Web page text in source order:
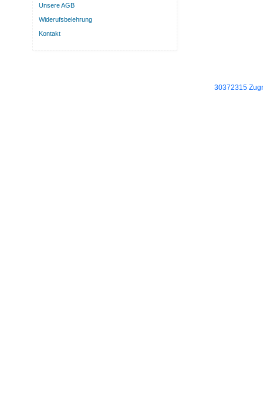
Unsere AGB
Widerufsbelehrung
Kontakt
30372315